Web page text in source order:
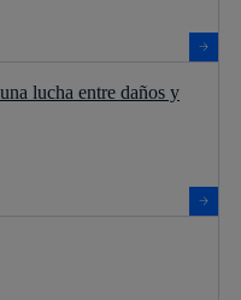
lucha entre daños y